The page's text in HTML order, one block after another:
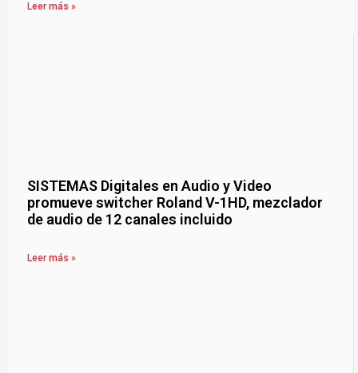
Leer más »
SISTEMAS Digitales en Audio y Video
promueve switcher Roland V-1HD, mezclador
de audio de 12 canales incluido
Leer más »